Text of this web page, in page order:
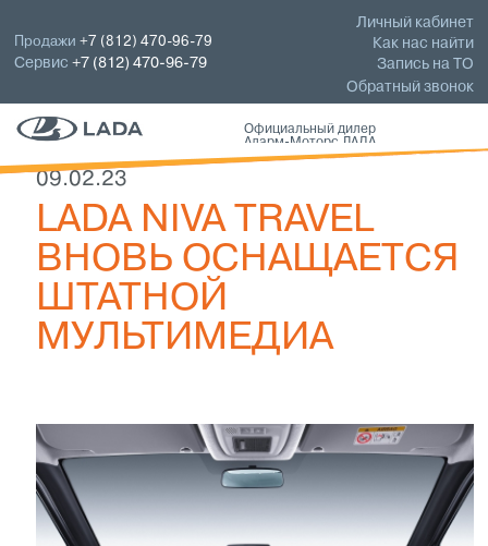
Личный кабинет
Как нас найти
Запись на ТО
Обратный звонок
Продажи+7 (812) 470-96-79
Сервис+7 (812) 470-96-79
Официальный дилер
Аларм-Моторс ЛАДА
09.02.23
LADA NIVA TRAVEL
ВНОВЬ ОСНАЩАЕТСЯ
ШТАТНОЙ
МУЛЬТИМЕДИА